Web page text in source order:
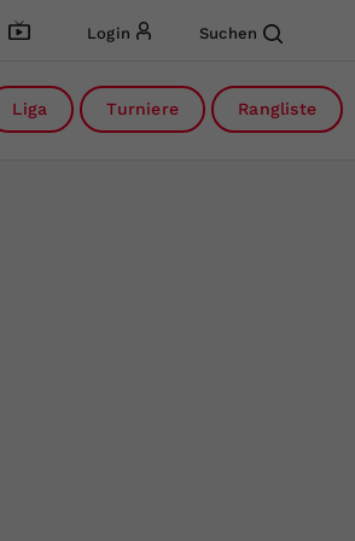
Login Suchen
Liga Turniere Rangliste